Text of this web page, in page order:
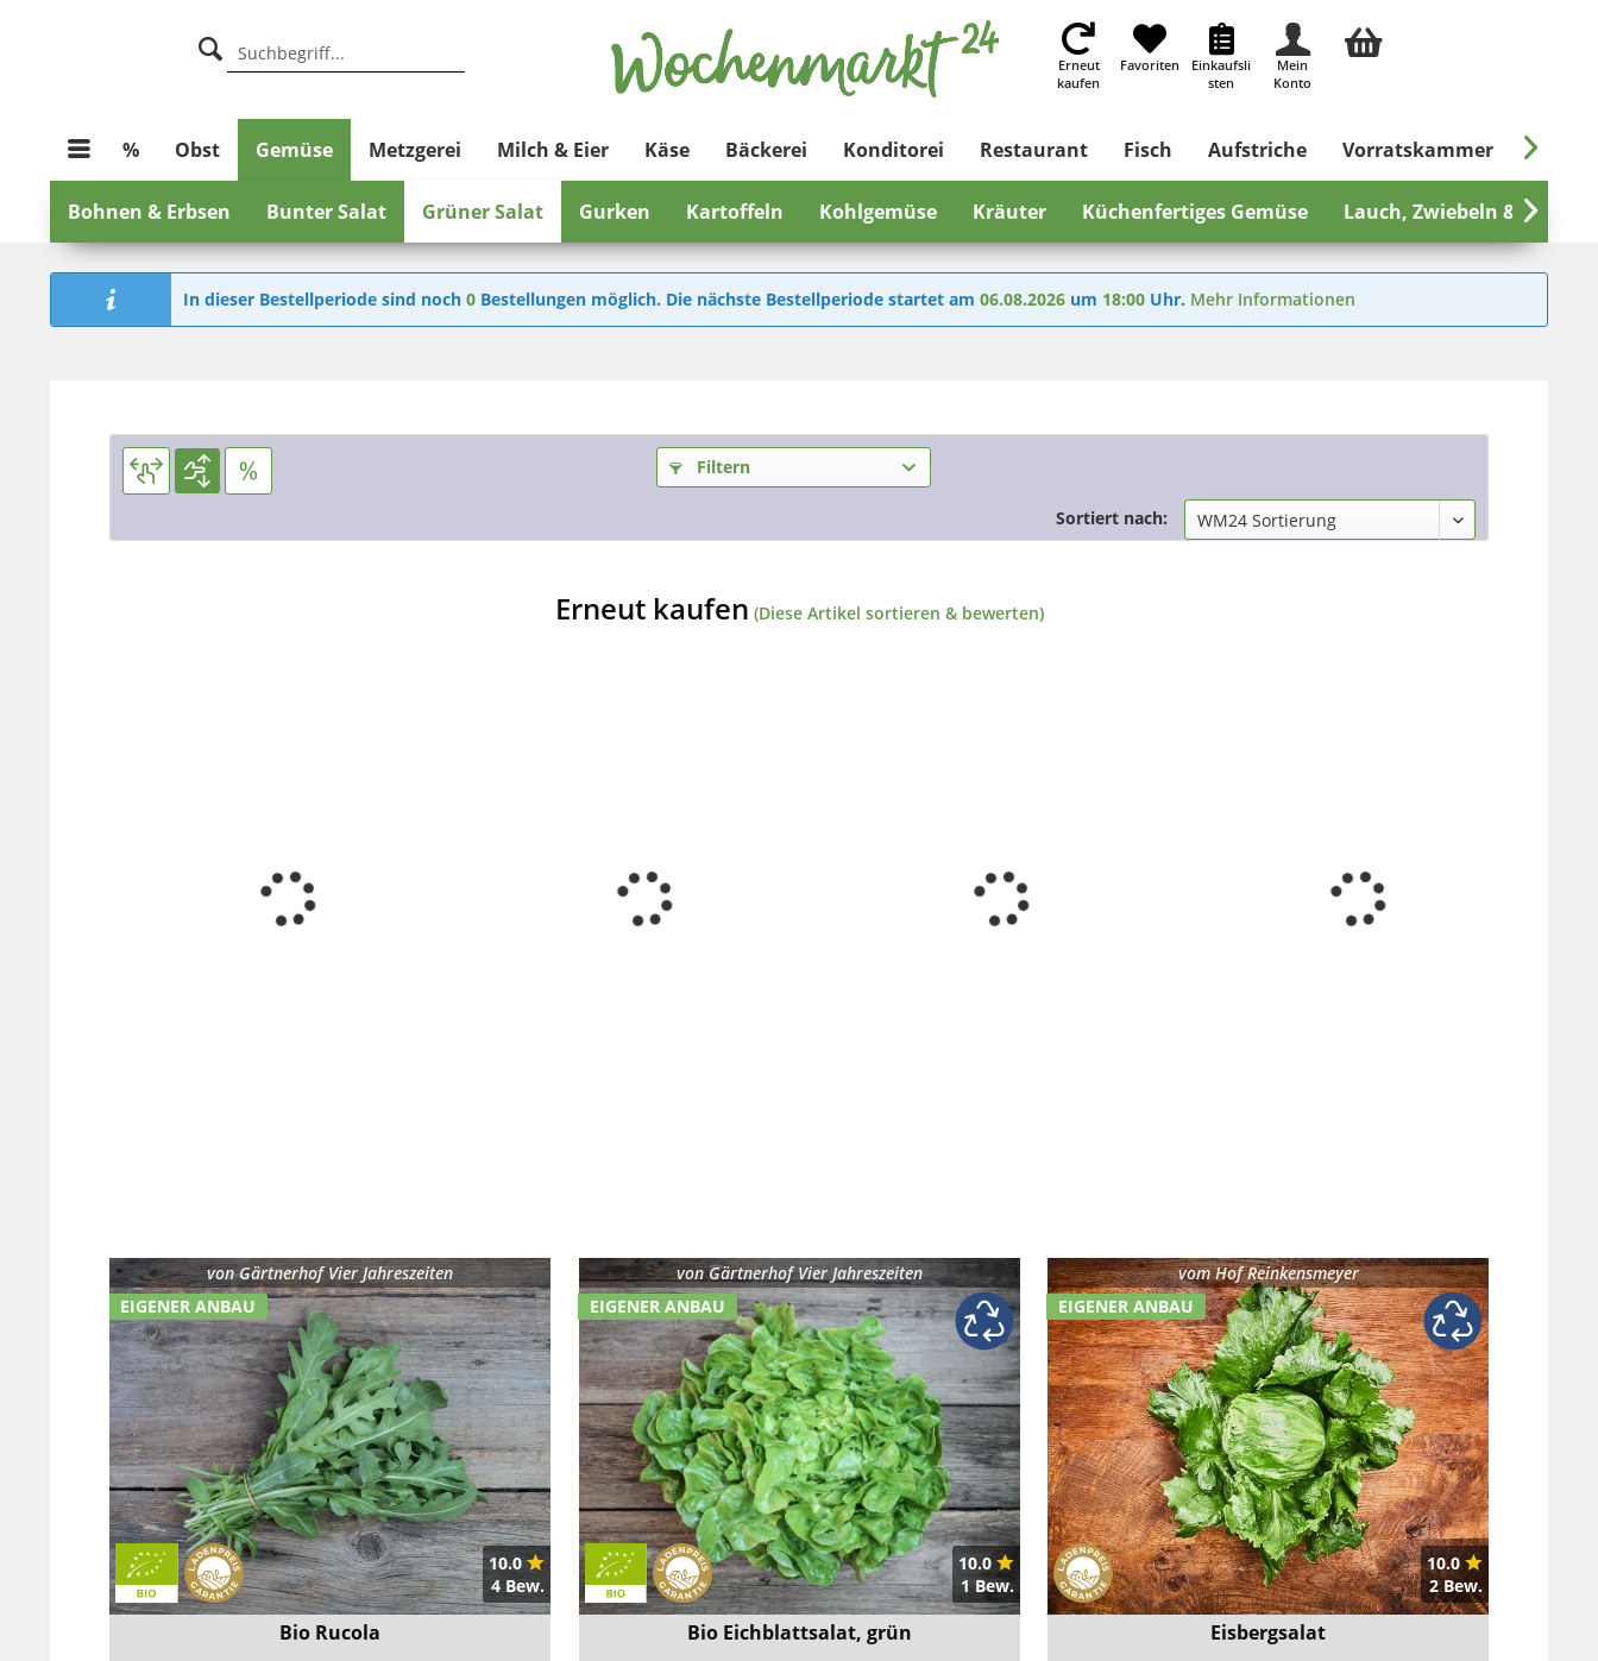
Erneut
kaufen
Favoriten
Einkaufsli
sten
Mein
Konto
% Obst Gemüse Metzgerei Milch & Eier Käse Bäckerei Konditorei Restaurant Fisch Aufstriche Vorratskammer Süßes
Bohnen & Erbsen Bunter Salat Grüner Salat Gurken Kartoffeln Kohlgemüse Kräuter Küchenfertiges Gemüse Lauch, Zwiebeln & mehr


In dieser Bestellperiode sind noch 0 Bestellungen möglich. Die nächste Bestellperiode startet am 06.08.2026 um 18:00 Uhr. Mehr Informationen
Filtern
Sortiert nach:
Erneut kaufen (Diese Artikel sortieren & bewerten)
EIGENER ANBAU
vonGärtnerhof Vier Jahreszeiten
10.0
4 Bew.
Bio Rucola
EIGENER ANBAU
vonGärtnerhof Vier Jahreszeiten
10.0
1 Bew.
Bio Eichblattsalat, grün
EIGENER ANBAU
vomHof Reinkensmeyer
10.0
2 Bew.
Eisbergsalat